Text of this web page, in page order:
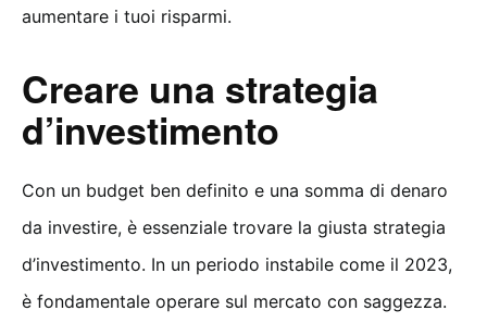
aumentare i tuoi risparmi.
Creare una strategia
d’investimento
Con un budget ben definito e una somma di denaro
da investire, è essenziale trovare la giusta strategia
d’investimento. In un periodo instabile come il 2023,
è fondamentale operare sul mercato con saggezza.